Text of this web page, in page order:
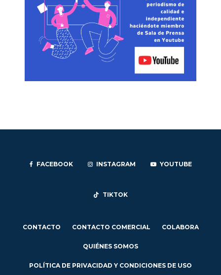
FACEBOOK INSTAGRAM YOUTUBE
TIKTOK
CONTACTO CONTACTO COMERCIAL COLABORA
QUIÉNES SOMOS
POLÍTICA DE PRIVACIDAD Y CONDICIONES DE USO